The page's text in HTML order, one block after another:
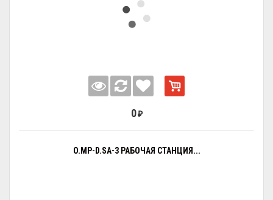
0 ₽
O.MP-D.SA-3 РАБОЧАЯ СТАНЦИЯ...